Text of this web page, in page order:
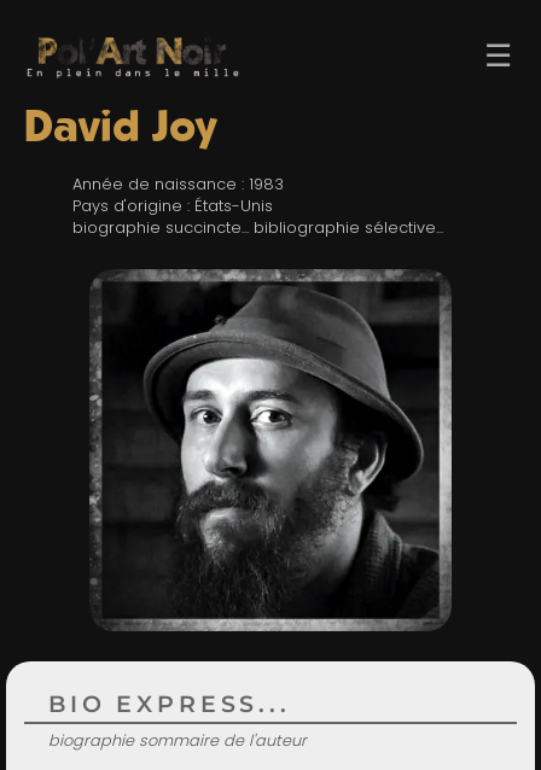
☰
TROMBINO
RECHERCHE
LIENS & FESTIVALS
UN POLAR AU HASARD
David Joy
Année de naissance : 1983
Pays d'origine : États-Unis
biographie succincte... bibliographie sélective...
BIO EXPRESS...
biographie sommaire de l'auteur